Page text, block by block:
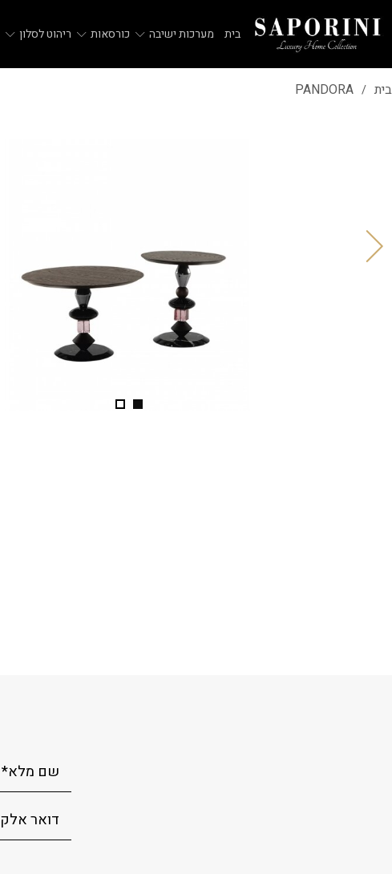
בית מערכות ישיבה כורסאות ריהוט לסלון
בית /
PANDORA